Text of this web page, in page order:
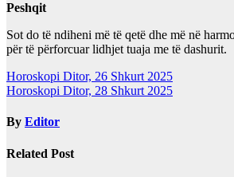
Peshqit
Sot do të ndiheni më të qetë dhe më në
për të përforcuar lidhjet tuaja me të dashurit.
Post
navigation
Horoskopi Ditor, 26 Shkurt 2025
Horoskopi Ditor, 28 Shkurt 2025
By Editor
Related Post